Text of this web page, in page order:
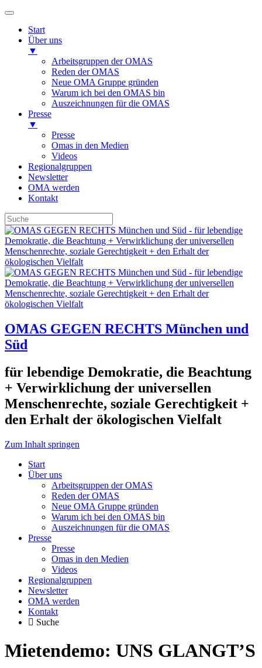
Start
Über uns
▼
Arbeitsgruppen der OMAS
Reden der OMAS
Neue OMA Gruppe gründen
Warum ich bei den OMAS bin
Auszeichnungen für die OMAS
Presse
▼
Presse
Omas in den Medien
Videos
Regionalgruppen
Newsletter
OMA werden
Kontakt
OMAS GEGEN RECHTS München und
Süd
für lebendige Demokratie, die Beachtung
+ Verwirklichung der universellen
Menschenrechte, soziale Gerechtigkeit +
den Erhalt der ökologischen Vielfalt
Zum Inhalt springen
Start
Über uns
Arbeitsgruppen der OMAS
Reden der OMAS
Neue OMA Gruppe gründen
Warum ich bei den OMAS bin
Auszeichnungen für die OMAS
Presse
Presse
Omas in den Medien
Videos
Regionalgruppen
Newsletter
OMA werden
Kontakt
Suche
Mietendemo: UNS GLANGT’S